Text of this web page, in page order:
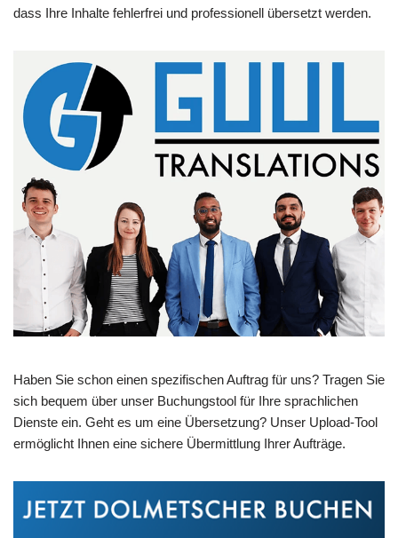
dass Ihre Inhalte fehlerfrei und professionell übersetzt werden.
Haben Sie schon einen spezifischen Auftrag für uns? Tragen Sie
sich bequem über unser Buchungstool für Ihre sprachlichen
Dienste ein. Geht es um eine Übersetzung? Unser Upload-Tool
ermöglicht Ihnen eine sichere Übermittlung Ihrer Aufträge.